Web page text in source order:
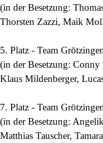
(in der Besetzung:
Thorsten Zazzi, Maik
5. Platz - Team
(in der Besetzung:
Klaus Mildenberger,
7. Platz - Team
(in der Besetzung:
Matthias Tauscher,